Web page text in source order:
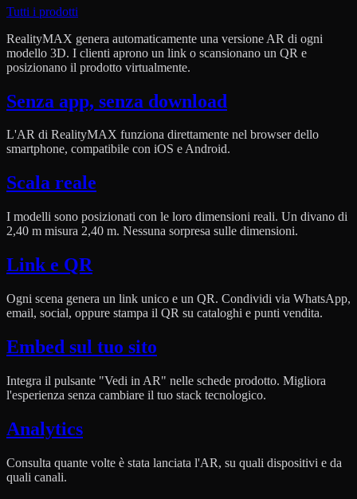
Tutti i prodotti
RealityMAX genera automaticamente una versione AR di ogni
modello 3D. I clienti aprono un link o scansionano un QR e
posizionano il prodotto virtualmente.
Senza app, senza download
L'AR di RealityMAX funziona direttamente nel browser dello
smartphone, compatibile con iOS e Android.
Scala reale
I modelli sono posizionati con le loro dimensioni reali. Un divano di
2,40 m misura 2,40 m. Nessuna sorpresa sulle dimensioni.
Link e QR
Ogni scena genera un link unico e un QR. Condividi via WhatsApp,
email, social, oppure stampa il QR su cataloghi e punti vendita.
Embed sul tuo sito
Integra il pulsante "Vedi in AR" nelle schede prodotto. Migliora
l'esperienza senza cambiare il tuo stack tecnologico.
Analytics
Consulta quante volte è stata lanciata l'AR, su quali dispositivi e da
quali canali.